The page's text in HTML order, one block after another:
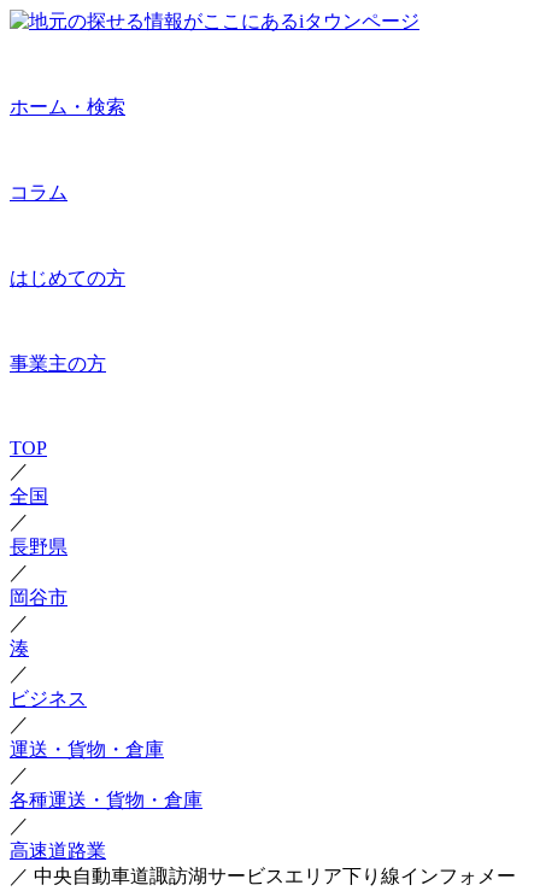
ホーム・検索
コラム
はじめての方
事業主の方
TOP
／
全国
／
長野県
／
岡谷市
／
湊
／
ビジネス
／
運送・貨物・倉庫
／
各種運送・貨物・倉庫
／
高速道路業
／ 中央自動車道諏訪湖サービスエリア下り線インフォメー